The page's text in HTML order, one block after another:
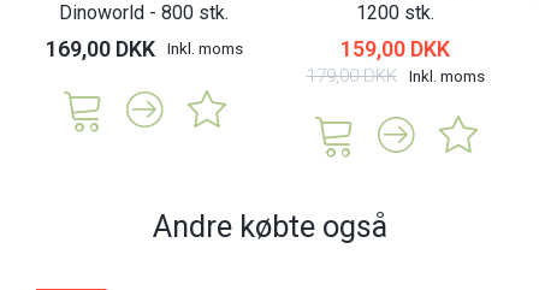
Dinoworld - 800 stk.
169,00 DKK Inkl. moms
1200 stk.
159,00 DKK
179,00 DKK Inkl. moms
Andre købte også